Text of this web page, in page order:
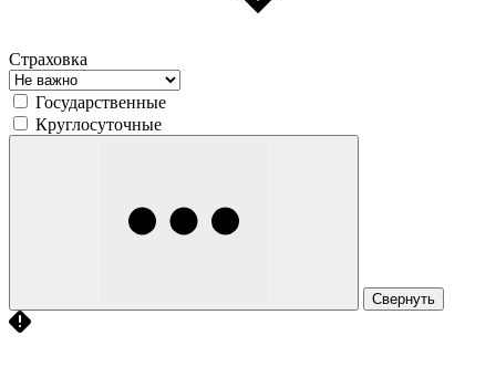
Страховка
Государственные
Круглосуточные
Свернуть